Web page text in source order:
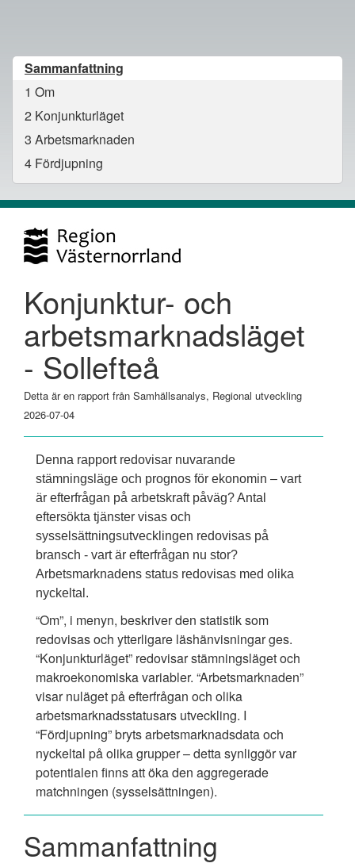
Sammanfattning
1 Om
2 Konjunkturläget
3 Arbetsmarknaden
4 Fördjupning
Konjunktur- och
arbetsmarknadsläget
- Sollefteå
Detta är en rapport från Samhällsanalys, Regional utveckling
2026-07-04
Denna rapport redovisar nuvarande
stämningsläge och prognos för ekonomin – vart
är efterfrågan på arbetskraft påväg? Antal
eftersökta tjänster visas och
sysselsättningsutvecklingen redovisas på
bransch - vart är efterfrågan nu stor?
Arbetsmarknadens status redovisas med olika
nyckeltal.
“Om”, i menyn, beskriver den statistik som
redovisas och ytterligare läshänvisningar ges.
“Konjunkturläget” redovisar stämningsläget och
makroekonomiska variabler. “Arbetsmarknaden”
visar nuläget på efterfrågan och olika
arbetsmarknadsstatusars utveckling. I
“Fördjupning” bryts arbetsmarknadsdata och
nyckeltal på olika grupper – detta synliggör var
potentialen finns att öka den aggregerade
matchningen (sysselsättningen).
Sammanfattning